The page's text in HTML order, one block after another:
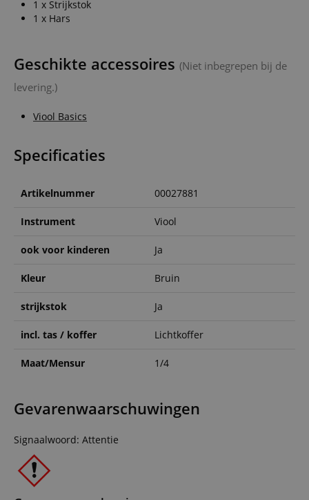
1 x Strijkstok
1 x Hars
Geschikte accessoires (Niet inbegrepen bij de
levering.)
Viool Basics
Specificaties
Artikelnummer 00027881
Instrument Viool
ook voor kinderen Ja
Kleur Bruin
strijkstok Ja
incl. tas / koffer Lichtkoffer
Maat/Mensur 1/4
Gevarenwaarschuwingen
Signaalwoord: Attentie